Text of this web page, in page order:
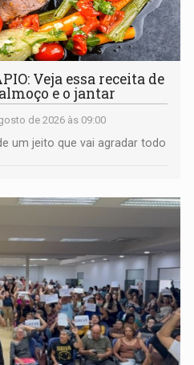
Veja essa receita de
e o jantar
de 2026 às 09:00
um jeito que vai agradar todo